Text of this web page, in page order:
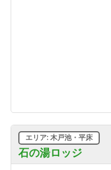
石の湯ロッジ
エリア: 木戸池・平床